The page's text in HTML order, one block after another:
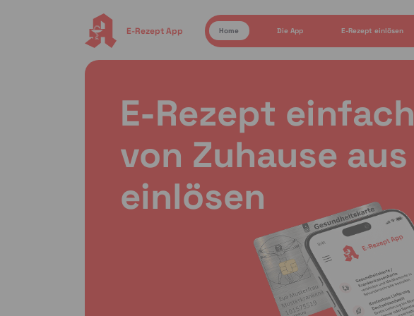
E-Rezept App Home Die App E-Rezept einlösen
E-Rezept einfach
von Zuhause aus
einlösen